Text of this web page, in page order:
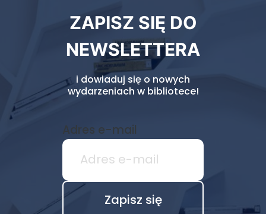
biblioteki
ZAPISZ SIĘ DO
NEWSLETTERA
i dowiaduj się o nowych
wydarzeniach w bibliotece!
Adres e-mail